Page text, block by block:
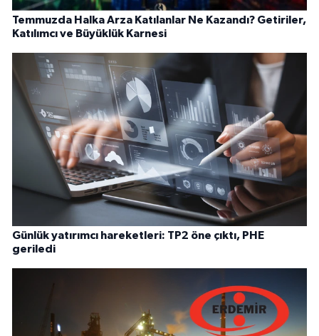
Temmuzda Halka Arza Katılanlar Ne Kazandı? Getiriler,
Katılımcı ve Büyüklük Karnesi
Günlük yatırımcı hareketleri: TP2 öne çıktı, PHE
geriledi